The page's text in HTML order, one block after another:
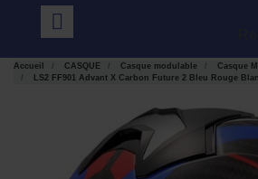
Accueil CASQUE Casque modulable
Casque
LS2 FF901 Advant X Carbon Future 2 Bleu Rouge